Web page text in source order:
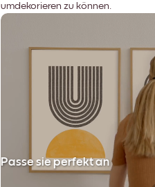
umdekorieren zu können.
Passe sie perfekt an